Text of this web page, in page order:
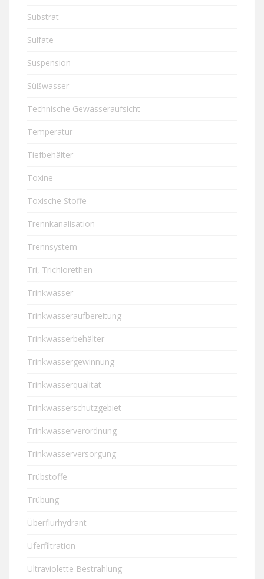
Substrat
Sulfate
Suspension
Süßwasser
Technische Gewässeraufsicht
Temperatur
Tiefbehälter
Toxine
Toxische Stoffe
Trennkanalisation
Trennsystem
Tri, Trichlorethen
Trinkwasser
Trinkwasseraufbereitung
Trinkwasserbehälter
Trinkwassergewinnung
Trinkwasserqualität
Trinkwasserschutzgebiet
Trinkwasserverordnung
Trinkwasserversorgung
Trübstoffe
Trübung
Überflurhydrant
Uferfiltration
Ultraviolette Bestrahlung